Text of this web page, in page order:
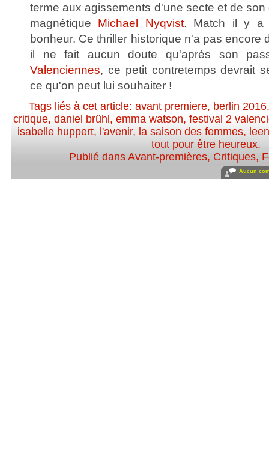
terme aux agissements d'une secte et de
magnétique Michael Nyqvist. Match il y a
bonheur. Ce thriller historique n'a pas encore
il ne fait aucun doute qu'après son
Valenciennes, ce petit contretemps devrait
ce qu'on peut lui souhaiter !
Tags liés à cet article:avant premiere, berlin 2016
critique, daniel brühl , emma watson, festival 2
isabelle huppert, l'avenir, la saison des femmes,
tout pour être heureux.
Publié dansAvant-premières, Critiques,
Aucun